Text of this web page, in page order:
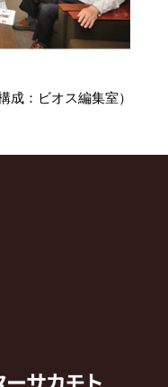
構成：ビオス編集室）